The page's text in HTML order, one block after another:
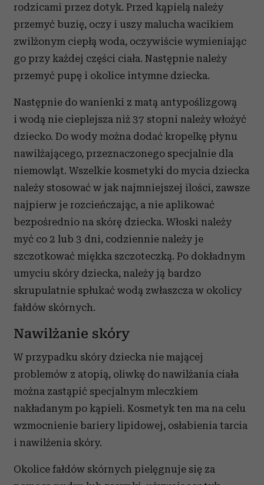
rodzicami przez dotyk. Przed kąpielą należy
przemyć buzię, oczy i uszy malucha wacikiem
zwilżonym ciepłą woda, oczywiście wymieniając
go przy każdej części ciała. Następnie należy
przemyć pupę i okolice intymne dziecka.
Następnie do wanienki z matą antypoślizgową
i wodą nie cieplejsza niż 37 stopni należy włożyć
dziecko. Do wody można dodać kropelkę płynu
nawilżającego, przeznaczonego specjalnie dla
niemowląt. Wszelkie kosmetyki do mycia dziecka
należy stosować w jak najmniejszej ilości, zawsze
najpierw je rozcieńczając, a nie aplikować
bezpośrednio na skórę dziecka. Włoski należy
myć co 2 lub 3 dni, codziennie należy je
szczotkować miękka szczoteczką. Po dokładnym
umyciu skóry dziecka, należy ją bardzo
skrupulatnie spłukać wodą zwłaszcza w okolicy
fałdów skórnych.
Nawilżanie skóry
W przypadku skóry dziecka nie mającej
problemów z atopią, oliwkę do nawilżania ciała
można zastąpić specjalnym mleczkiem
nakładanym po kąpieli. Kosmetyk ten ma na celu
wzmocnienie bariery lipidowej, osłabienia tarcia
i nawilżenia skóry.
Okolice fałdów skórnych pielęgnuje się za